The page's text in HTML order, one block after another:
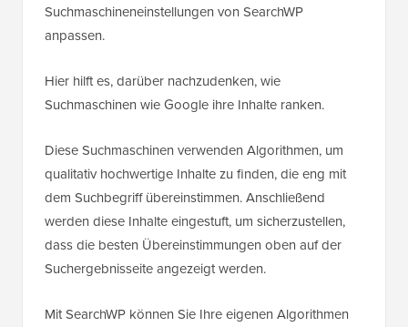
Suchmaschineneinstellungen von SearchWP
anpassen.
Hier hilft es, darüber nachzudenken, wie
Suchmaschinen wie Google ihre Inhalte ranken.
Diese Suchmaschinen verwenden Algorithmen, um
qualitativ hochwertige Inhalte zu finden, die eng mit
dem Suchbegriff übereinstimmen. Anschließend
werden diese Inhalte eingestuft, um sicherzustellen,
dass die besten Übereinstimmungen oben auf der
Suchergebnisseite angezeigt werden.
Mit SearchWP können Sie Ihre eigenen Algorithmen